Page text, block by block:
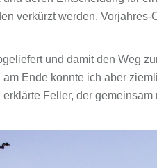
verkürzt werden.
und damit den Weg
am Ende konnte ich aber
Feller, der